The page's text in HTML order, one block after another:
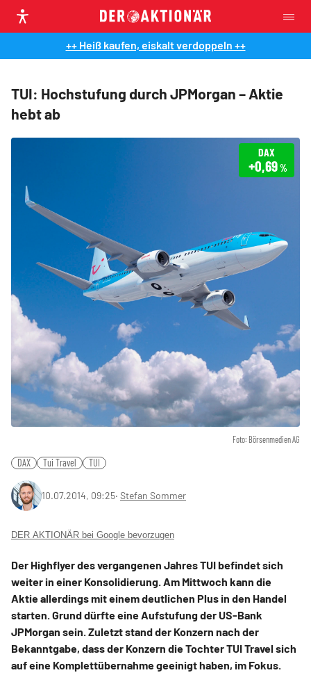
++ Heiß kaufen, eiskalt verdoppeln ++
TUI: Hochstufung durch JPMorgan – Aktie
hebt ab
Foto: Börsenmedien AG
DAX
+0,69%
DAX Tui Travel TUI
10.07.2014, 09:25‧ Stefan Sommer
DER AKTIONÄR bei Google bevorzugen
Der Highflyer des vergangenen Jahres TUI befindet sich
weiter in einer Konsolidierung. Am Mittwoch kann die
Aktie allerdings mit einem deutlichen Plus in den Handel
starten. Grund dürfte eine Aufstufung der US-Bank
JPMorgan sein. Zuletzt stand der Konzern nach der
Bekanntgabe, dass der Konzern die Tochter TUI Travel sich
auf eine Komplettübernahme geeinigt haben, im Fokus.